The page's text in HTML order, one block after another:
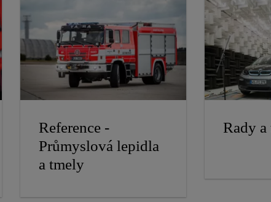
Reference -
Průmyslová lepidla
a tmely
Rady